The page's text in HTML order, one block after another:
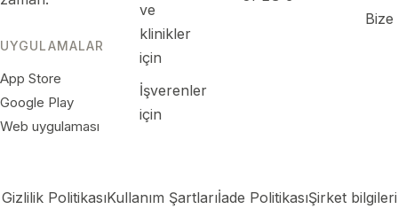
UYGULAMALAR
App Store
Google Play
Web uygulaması
ve
klinikler
için
İşverenler
için
Bize
Gizlilik PolitikasıKullanım Şartlarıİade PolitikasıŞirket bilgileri